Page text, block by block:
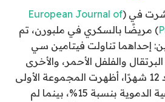
في (European Journal of
) مريضًا بالسكري في ملبورن، تم
إحداهما تناولت فيتامين سي
والفلفل الأحمر، والأخرى
استخدمت مكملات، بعد 12 شهرًا، أظهرت المجموعة الأولى
تحسنًا في وظائف الأوعية الدموية بنسبة 15%، بينما لم